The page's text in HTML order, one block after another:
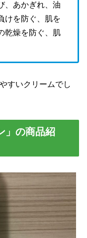
、あかぎれ、油
けを防ぐ、肌を
乾燥を防ぐ、肌
すいクリームでし
」の商品紹